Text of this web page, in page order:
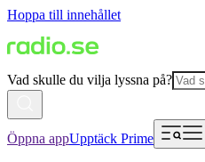
Hoppa till innehållet
Vad skulle du vilja lyssna på?
Öppna appUpptäck Prime